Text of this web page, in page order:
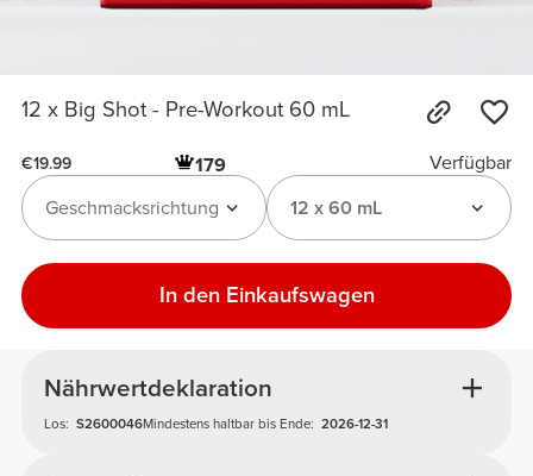
12 x Big Shot - Pre-Workout 60 mL
€19.99 179
Verfügbar
12 x 60 mL
Geschmacksrichtung
In den Einkaufswagen
Nährwertdeklaration
Los: S2600046Mindestens haltbar bis Ende: 2026-12-31